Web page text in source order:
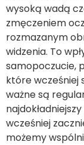
wysoką wadą
zmęczeniem
rozmazanym
widzenia. To
samopoczucie,
które wcześniej
ważne są
wcześniej
możemy